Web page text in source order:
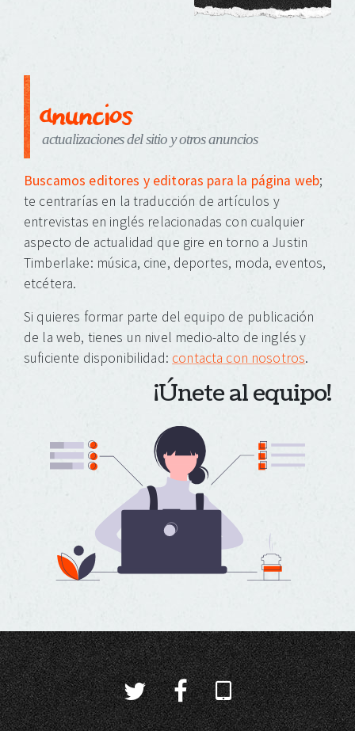
anuncios
actualizaciones del sitio y otros anuncios
Buscamos editores y editoras para la página web;
te centrarías en la traducción de artículos y
entrevistas en inglés relacionadas con cualquier
aspecto de actualidad que gire en torno a Justin
Timberlake: música, cine, deportes, moda, eventos,
etcétera.
Si quieres formar parte del equipo de publicación
de la web, tienes un nivel medio-alto de inglés y
suficiente disponibilidad: contacta con nosotros.
¡Únete al equipo!